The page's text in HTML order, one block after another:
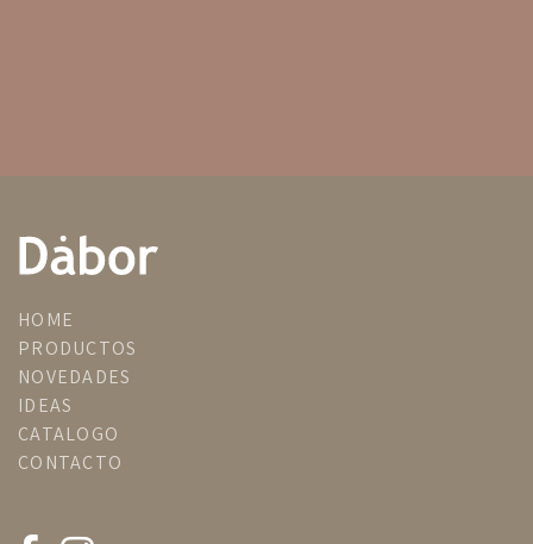
HOME
PRODUCTOS
NOVEDADES
IDEAS
CATALOGO
CONTACTO